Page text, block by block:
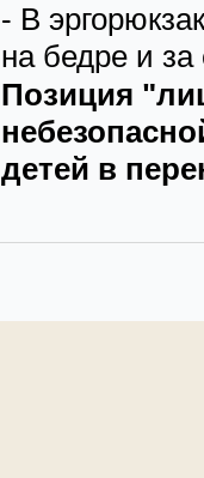
- В
на бедре и за
Позиция
детей в